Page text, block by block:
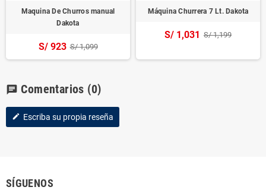
Maquina De Churros manual
Dakota
S/ 923 S/ 1,099
Máquina Churrera 7 Lt. Dakota
S/ 1,031 S/ 1,199
chat Comentarios (0)
edit Escriba su propia reseña
SÍGUENOS